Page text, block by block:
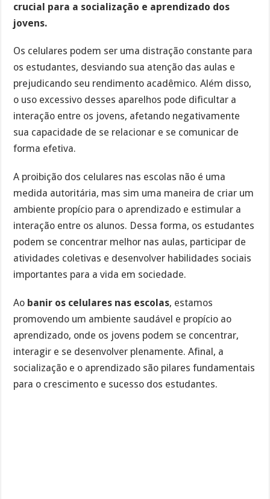
crucial para a socialização e aprendizado dos
jovens.
Os celulares podem ser uma distração constante para
os estudantes, desviando sua atenção das aulas e
prejudicando seu rendimento acadêmico. Além disso,
o uso excessivo desses aparelhos pode dificultar a
interação entre os jovens, afetando negativamente
sua capacidade de se relacionar e se comunicar de
forma efetiva.
A proibição dos celulares nas escolas não é uma
medida autoritária, mas sim uma maneira de criar um
ambiente propício para o aprendizado e estimular a
interação entre os alunos. Dessa forma, os estudantes
podem se concentrar melhor nas aulas, participar de
atividades coletivas e desenvolver habilidades sociais
importantes para a vida em sociedade.
Ao banir os celulares nas escolas, estamos
promovendo um ambiente saudável e propício ao
aprendizado, onde os jovens podem se concentrar,
interagir e se desenvolver plenamente. Afinal, a
socialização e o aprendizado são pilares fundamentais
para o crescimento e sucesso dos estudantes.